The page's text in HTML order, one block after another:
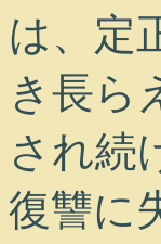
は、定
き長ら
され続
復讐に